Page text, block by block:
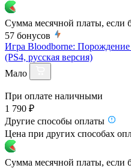
Сумма месячной платы, если
57 бонусов
Игра Bloodborne: Порождение
(PS4, русская версия)
Мало
При оплате наличными
1 790 ₽
Другие способы оплаты
Цена при других способах
Сумма месячной платы, если